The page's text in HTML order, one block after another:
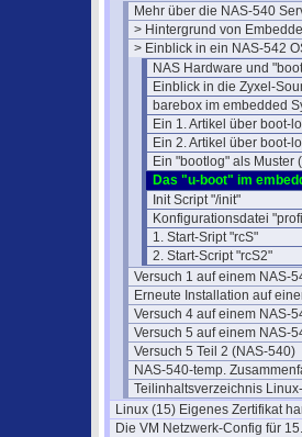
Mehr über die NAS-540
> Hintergrund von
> Einblick in ein NAS-542
NAS Hardware und
Einblick in die Zyxel-
barebox im embedded
Ein 1. Artikel über boot-
Ein 2. Artikel über boot-
Ein "bootlog" als Muster
Das "u-boot" im
Init Script "/init"
Konfigurationsdatei
1. Start-Sript "rcS"
2. Start-Script "rcS2"
Versuch 1 auf einem NAS-
Erneute Installation auf
Versuch 4 auf einem NAS-
Versuch 5 auf einem NAS-
Versuch 5 Teil 2 (NAS-540)
NAS-540-temp.
Teilinhaltsverzeichnis
Linux (15) Eigenes Zertifikat
Die VM Netzwerk-Config für